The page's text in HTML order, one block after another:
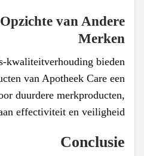
van Andere
Merken
kwaliteitverhouding bieden
van Apotheek Care een
duurdere merkproducten,
effectiviteit en veiligheid.
Conclusie